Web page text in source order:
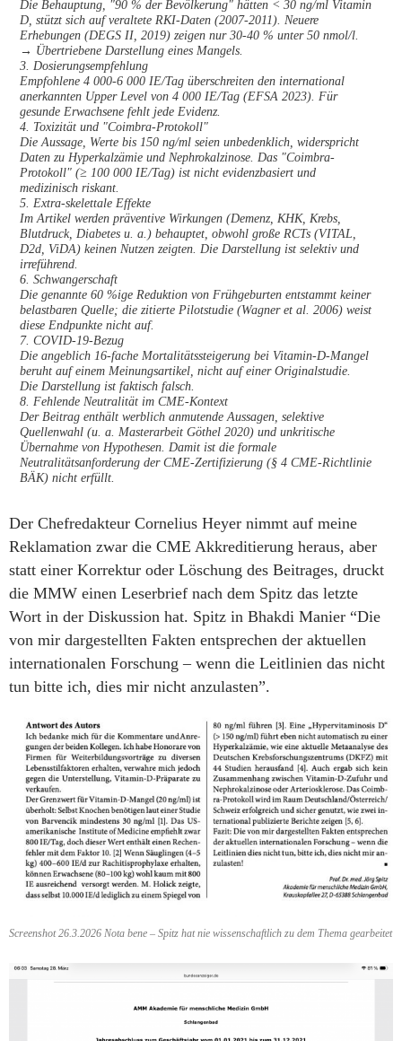
Die Behauptung, "90 % der Bevölkerung" hätten < 30 ng/ml Vitamin
D, stützt sich auf veraltete RKI-Daten (2007-2011). Neuere
Erhebungen (DEGS II, 2019) zeigen nur 30-40 % unter 50 nmol/l.
→ Übertriebene Darstellung eines Mangels.
3. Dosierungsempfehlung
Empfohlene 4 000-6 000 IE/Tag überschreiten den international
anerkannten Upper Level von 4 000 IE/Tag (EFSA 2023). Für
gesunde Erwachsene fehlt jede Evidenz.
4. Toxizität und "Coimbra-Protokoll"
Die Aussage, Werte bis 150 ng/ml seien unbedenklich, widerspricht
Daten zu Hyperkalzämie und Nephrokalzinose. Das "Coimbra-
Protokoll" (≥ 100 000 IE/Tag) ist nicht evidenzbasiert und
medizinisch riskant.
5. Extra-skelettale Effekte
Im Artikel werden präventive Wirkungen (Demenz, KHK, Krebs,
Blutdruck, Diabetes u. a.) behauptet, obwohl große RCTs (VITAL,
D2d, ViDA) keinen Nutzen zeigten. Die Darstellung ist selektiv und
irreführend.
6. Schwangerschaft
Die genannte 60 %ige Reduktion von Frühgeburten entstammt keiner
belastbaren Quelle; die zitierte Pilotstudie (Wagner et al. 2006) weist
diese Endpunkte nicht auf.
7. COVID-19-Bezug
Die angeblich 16-fache Mortalitätssteigerung bei Vitamin-D-Mangel
beruht auf einem Meinungsartikel, nicht auf einer Originalstudie.
Die Darstellung ist faktisch falsch.
8. Fehlende Neutralität im CME-Kontext
Der Beitrag enthält werblich anmutende Aussagen, selektive
Quellenwahl (u. a. Masterarbeit Göthel 2020) und unkritische
Übernahme von Hypothesen. Damit ist die formale
Neutralitätsanforderung der CME-Zertifizierung (§ 4 CME-Richtlinie
BÄK) nicht erfüllt.
Der Chefredakteur Cornelius Heyer nimmt auf meine
Reklamation zwar die CME Akkreditierung heraus, aber
statt einer Korrektur oder Löschung des Beitrages, druckt
die MMW einen Leserbrief nach dem Spitz das letzte
Wort in der Diskussion hat. Spitz in Bhakdi Manier “Die
von mir dargestellten Fakten entsprechen der aktuellen
internationalen Forschung – wenn die Leitlinien das nicht
tun bitte ich, dies mir nicht anzulasten”.
Screenshot 26.3.2026 Nota bene – Spitz hat nie wissenschaftlich zu dem Thema gearbeitet